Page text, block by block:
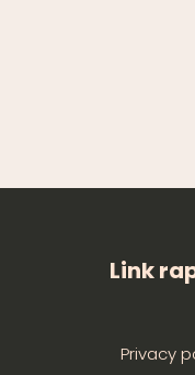
Link
Privacy